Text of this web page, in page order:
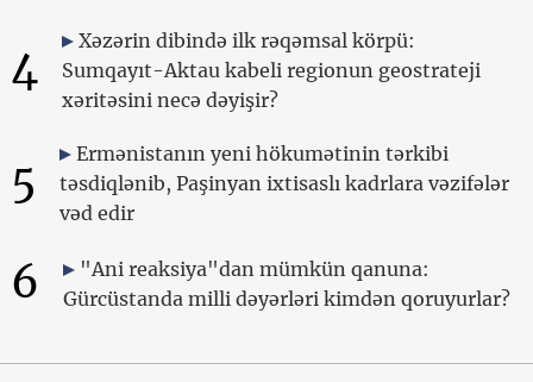
4
Xəzərin dibində ilk rəqəmsal körpü:
Sumqayıt-Aktau kabeli regionun geostrateji
xəritəsini necə dəyişir?
5
Ermənistanın yeni hökumətinin tərkibi
təsdiqlənib, Paşinyan ixtisaslı kadrlara vəzifələr
vəd edir
6
"Ani reaksiya"dan mümkün qanuna:
Gürcüstanda milli dəyərləri kimdən qoruyurlar?